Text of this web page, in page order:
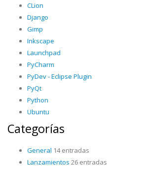
CLion
Django
Gimp
Inkscape
Launchpad
PyCharm
PyDev - Eclipse Plugin
PyQt
Python
Ubuntu
Categorías
General 14 entradas
Lanzamientos 26 entradas